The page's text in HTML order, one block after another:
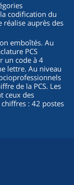
codification du
réalise auprès des
emboîtés. Au
PCS
un code à 4
lettre. Au niveau
de la PCS. Les
ceux des
: 42 postes